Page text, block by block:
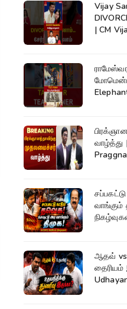
Vijay
| CM
வாழ்த்து
வாங்கும்
ஆதவ் vs
தைரியம் இருக்க |